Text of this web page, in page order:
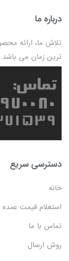
درباره ما
تلاش ما، ارائه
ترین زمان می باشد.
دسترسی سریع
خانه
استعلام قیمت عمده
تماس با ما
روش ارسال